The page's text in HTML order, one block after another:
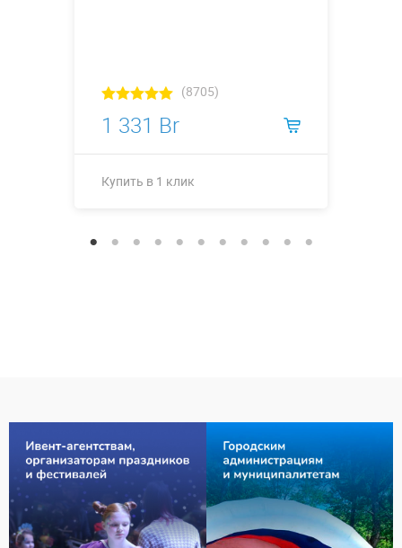
(8705)
1 331 Br
Купить в 1 клик